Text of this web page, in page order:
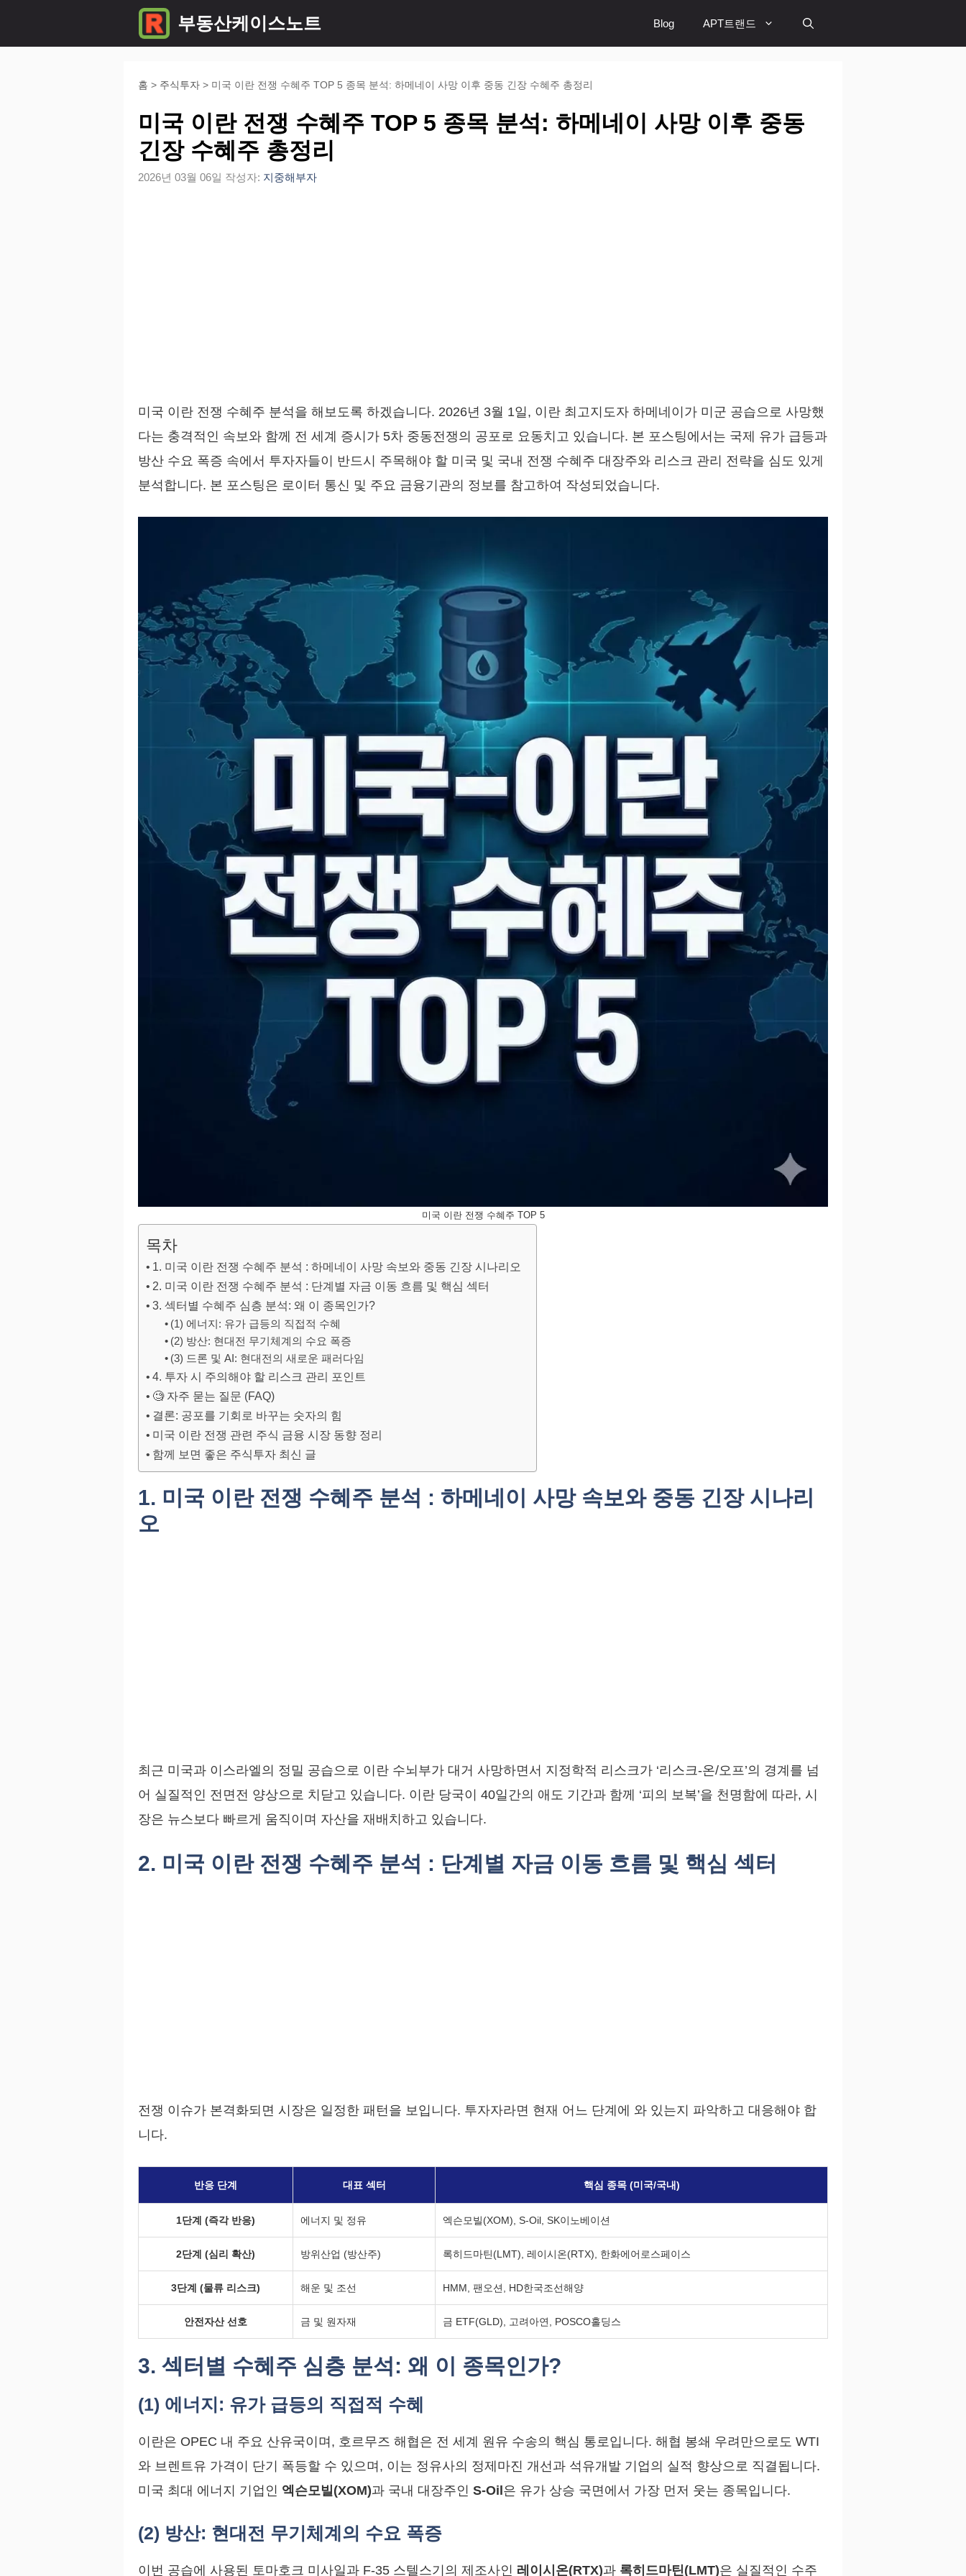
부동산케이스노트 Blog APT트랜드
홈 > 주식투자 > 미국 이란 전쟁 수혜주 TOP 5 종목 분석: 하메네이 사망 이후 중동 긴장 수혜주 총정리
미국 이란 전쟁 수혜주 TOP 5 종목 분석: 하메네이 사망 이후 중동
긴장 수혜주 총정리
2026년 03월 06일 작성자: 지중해부자
미국 이란 전쟁 수혜주 분석을 해보도록 하겠습니다. 2026년 3월 1일, 이란 최고지도자 하메네이가 미군 공습으로 사망했
다는 충격적인 속보와 함께 전 세계 증시가 5차 중동전쟁의 공포로 요동치고 있습니다. 본 포스팅에서는 국제 유가 급등과
방산 수요 폭증 속에서 투자자들이 반드시 주목해야 할 미국 및 국내 전쟁 수혜주 대장주와 리스크 관리 전략을 심도 있게
분석합니다. 본 포스팅은 로이터 통신 및 주요 금융기관의 정보를 참고하여 작성되었습니다.
미국 이란 전쟁 수혜주 TOP 5
목차
1. 미국 이란 전쟁 수혜주 분석 : 하메네이 사망 속보와 중동 긴장 시나리오
2. 미국 이란 전쟁 수혜주 분석 : 단계별 자금 이동 흐름 및 핵심 섹터
3. 섹터별 수혜주 심층 분석: 왜 이 종목인가?
(1) 에너지: 유가 급등의 직접적 수혜
(2) 방산: 현대전 무기체계의 수요 폭증
(3) 드론 및 AI: 현대전의 새로운 패러다임
4. 투자 시 주의해야 할 리스크 관리 포인트
🧐 자주 묻는 질문 (FAQ)
결론: 공포를 기회로 바꾸는 숫자의 힘
미국 이란 전쟁 관련 주식 금융 시장 동향 정리
함께 보면 좋은 주식투자 최신 글
1. 미국 이란 전쟁 수혜주 분석 : 하메네이 사망 속보와 중동 긴장 시나리
오
최근 미국과 이스라엘의 정밀 공습으로 이란 수뇌부가 대거 사망하면서 지정학적 리스크가 ‘리스크-온/오프’의 경계를 넘
어 실질적인 전면전 양상으로 치닫고 있습니다. 이란 당국이 40일간의 애도 기간과 함께 ‘피의 보복’을 천명함에 따라, 시
장은 뉴스보다 빠르게 움직이며 자산을 재배치하고 있습니다.
2. 미국 이란 전쟁 수혜주 분석 : 단계별 자금 이동 흐름 및 핵심 섹터
전쟁 이슈가 본격화되면 시장은 일정한 패턴을 보입니다. 투자자라면 현재 어느 단계에 와 있는지 파악하고 대응해야 합
니다.
반응 단계 대표 섹터 핵심 종목 (미국/국내)
1단계 (즉각 반응) 에너지 및 정유 엑슨모빌(XOM), S-Oil, SK이노베이션
2단계 (심리 확산) 방위산업 (방산주) 록히드마틴(LMT), 레이시온(RTX), 한화에어로스페이스
3단계 (물류 리스크) 해운 및 조선 HMM, 팬오션, HD한국조선해양
안전자산 선호 금 및 원자재 금 ETF(GLD), 고려아연, POSCO홀딩스
3. 섹터별 수혜주 심층 분석: 왜 이 종목인가?
(1) 에너지: 유가 급등의 직접적 수혜
이란은 OPEC 내 주요 산유국이며, 호르무즈 해협은 전 세계 원유 수송의 핵심 통로입니다. 해협 봉쇄 우려만으로도 WTI
와 브렌트유 가격이 단기 폭등할 수 있으며, 이는 정유사의 정제마진 개선과 석유개발 기업의 실적 향상으로 직결됩니다.
미국 최대 에너지 기업인 엑슨모빌(XOM)과 국내 대장주인 S-Oil 은 유가 상승 국면에서 가장 먼저 웃는 종목입니다.
(2) 방산: 현대전 무기체계의 수요 폭증
이번 공습에 사용된 토마호크 미사일과 F-35 스텔스기의 제조사인 레이시온(RTX)과 록히드마틴(LMT)은 실질적인 수주